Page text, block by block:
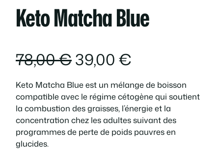
Keto Matcha Blue
78,00€L
e
p
r
39,00 €
e
p
r
Keto Matcha Blue est un mélange de boisson
compatible avec le régime cétogène qui soutient
la combustion des graisses, l’énergie et la
concentration chez les adultes suivant des
programmes de perte de poids pauvres en
glucides.